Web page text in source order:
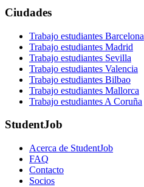
Ciudades
Trabajo estudiantes Barcelona
Trabajo estudiantes Madrid
Trabajo estudiantes Sevilla
Trabajo estudiantes Valencia
Trabajo estudiantes Bilbao
Trabajo estudiantes Mallorca
Trabajo estudiantes A Coruña
StudentJob
Acerca de StudentJob
FAQ
Contacto
Socios